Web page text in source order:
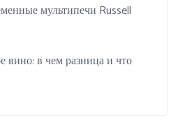
мультипечи Russell
вино: в чем разница и что